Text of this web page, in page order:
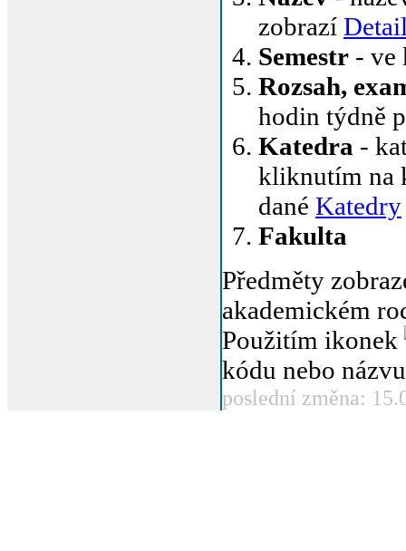
zobrazí
Semestr - ve
Rozsah,
hodin týdně
Katedra -
kliknutím na
dané Katedry
Fakulta
Předměty
akademickém
Použitím ikonek
kódu nebo
poslední změna: